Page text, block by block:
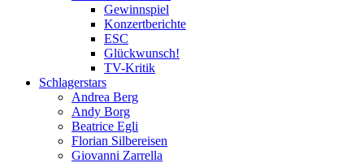
Gewinnspiel
Konzertberichte
ESC
Glückwunsch!
TV-Kritik
Schlagerstars
Andrea Berg
Andy Borg
Beatrice Egli
Florian Silbereisen
Giovanni Zarrella